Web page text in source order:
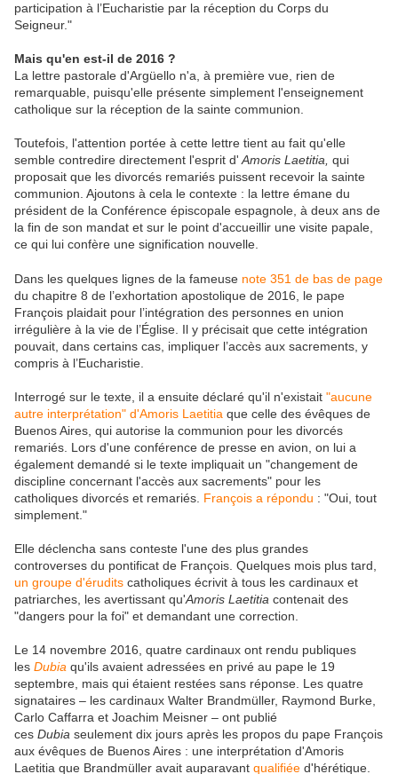
participation à l’Eucharistie par la réception du Corps du
Seigneur."
Mais qu'en est-il de 2016 ?
La lettre pastorale d'Argüello n'a, à première vue, rien de
remarquable, puisqu'elle présente simplement l'enseignement
catholique sur la réception de la sainte communion.
Toutefois, l'attention portée à cette lettre tient au fait qu'elle
semble contredire directement l'esprit d' Amoris Laetitia, qui
proposait que les divorcés remariés puissent recevoir la sainte
communion. Ajoutons à cela le contexte : la lettre émane du
président de la Conférence épiscopale espagnole, à deux ans de
la fin de son mandat et sur le point d'accueillir une visite papale,
ce qui lui confère une signification nouvelle.
Dans les quelques lignes de la fameuse note 351 de bas de page
du chapitre 8 de l’exhortation apostolique de 2016, le pape
François plaidait pour l’intégration des personnes en union
irrégulière à la vie de l’Église. Il y précisait que cette intégration
pouvait, dans certains cas, impliquer l’accès aux sacrements, y
compris à l’Eucharistie.
Interrogé sur le texte, il a ensuite déclaré qu'il n'existait "aucune
autre interprétation" d'Amoris Laetitia que celle des évêques de
Buenos Aires, qui autorise la communion pour les divorcés
remariés. Lors d'une conférence de presse en avion, on lui a
également demandé si le texte impliquait un "changement de
discipline concernant l'accès aux sacrements" pour les
catholiques divorcés et remariés. François a répondu : "Oui, tout
simplement."
Elle déclencha sans conteste l'une des plus grandes
controverses du pontificat de François. Quelques mois plus tard,
un groupe d'érudits catholiques écrivit à tous les cardinaux et
patriarches, les avertissant qu'Amoris Laetitia contenait des
"dangers pour la foi" et demandant une correction.
Le 14 novembre 2016, quatre cardinaux ont rendu publiques
les Dubia qu'ils avaient adressées en privé au pape le 19
septembre, mais qui étaient restées sans réponse. Les quatre
signataires – les cardinaux Walter Brandmüller, Raymond Burke,
Carlo Caffarra et Joachim Meisner – ont publié
ces Dubia seulement dix jours après les propos du pape François
aux évêques de Buenos Aires : une interprétation d'Amoris
Laetitia que Brandmüller avait auparavant qualifiée d'hérétique.